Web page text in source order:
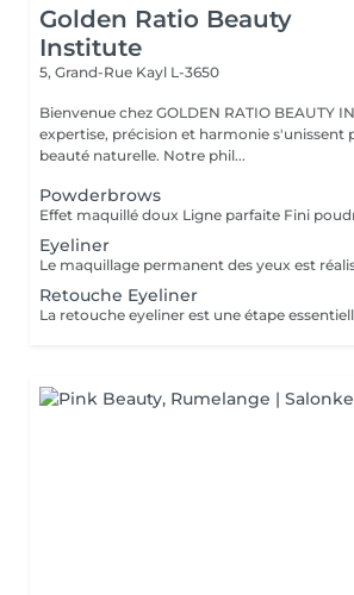
Golden Ratio Beauty
Institute
5, Grand-Rue Kayl L-3650
Bienvenue chez GOLDEN RATIO BEAUTY INSTITUTE Un lieu où
expertise, précision et harmonie s'unissent
beauté naturelle. Notre phil...
Powderbrows
Eyeliner
Retouche Eyeliner